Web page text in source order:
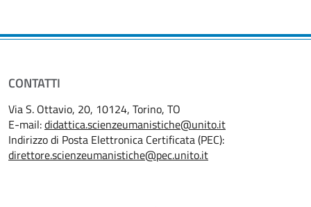
CONTATTI
Via S. Ottavio, 20, 10124, Torino, TO
E-mail:didattica.scienzeumanistiche@unito.it
Indirizzo di Posta Elettronica Certificata (PEC):
direttore.scienzeumanistiche@pec.unito.it